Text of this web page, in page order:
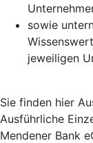
sowie
jeweiligen
Sie finden hier
Ausführliche
Mendener Bank